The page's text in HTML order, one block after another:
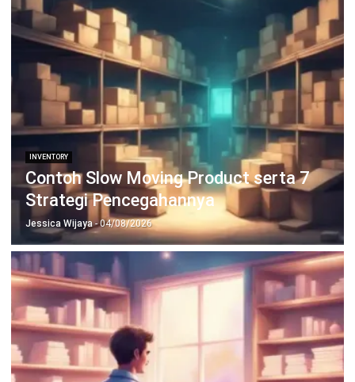
Jalankan Bisnis Lebih Mudah
Bersama HashMicro
Mulai demo gratis hari ini tanpa komitmen. Dapatkan solusi terbaik
untuk bisnis yang lebih efisien.
Jadwalkan Konsultasi
Coba Gratis